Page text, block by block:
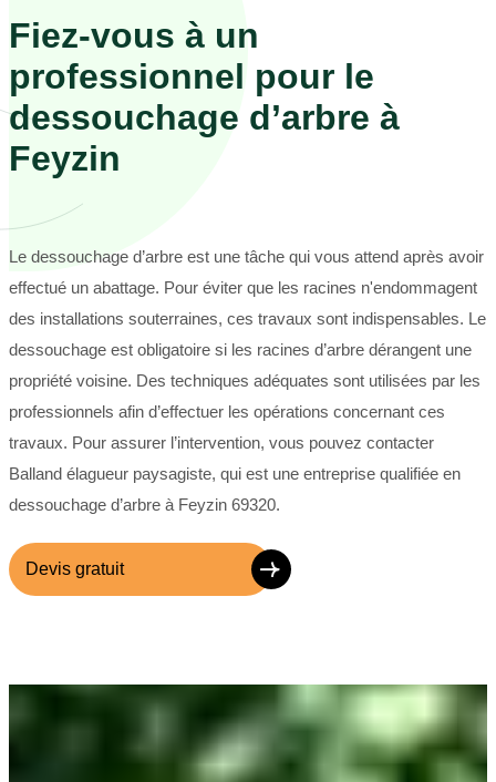
Fiez-vous à un
professionnel pour le
dessouchage d’arbre à
Feyzin
Le dessouchage d’arbre est une tâche qui vous attend après avoir
effectué un abattage. Pour éviter que les racines n'endommagent
des installations souterraines, ces travaux sont indispensables. Le
dessouchage est obligatoire si les racines d’arbre dérangent une
propriété voisine. Des techniques adéquates sont utilisées par les
professionnels afin d’effectuer les opérations concernant ces
travaux. Pour assurer l’intervention, vous pouvez contacter
Balland élagueur paysagiste, qui est une entreprise qualifiée en
dessouchage d’arbre à Feyzin 69320.
Devis gratuit